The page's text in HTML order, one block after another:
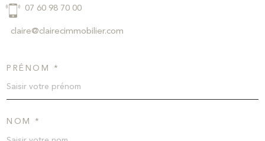
07 60 98 70 00
claire@clairecimmobilier.com
PRÉNOM *
NOM *